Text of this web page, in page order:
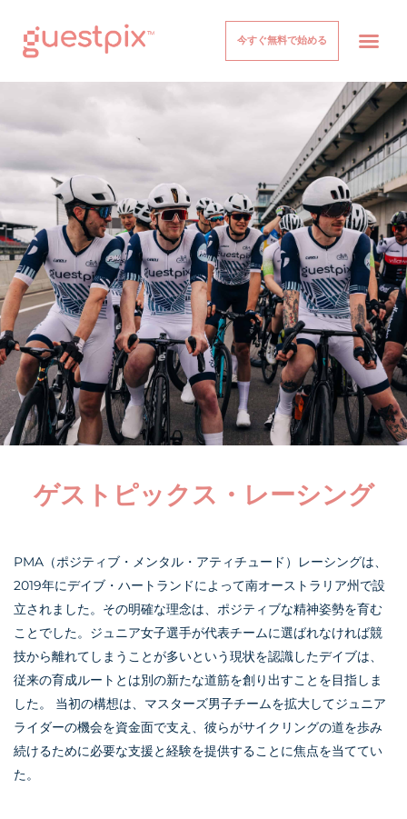
今すぐ無料で始める
ゲストピックス・レーシング
PMA（ポジティブ・メンタル・アティチュード）レーシングは、
2019年にデイブ・ハートランドによって南オーストラリア州で設
立されました。その明確な理念は、ポジティブな精神姿勢を育む
ことでした。ジュニア女子選手が代表チームに選ばれなければ競
技から離れてしまうことが多いという現状を認識したデイブは、
従来の育成ルートとは別の新たな道筋を創り出すことを目指しま
した。 当初の構想は、マスターズ男子チームを拡大してジュニア
ライダーの機会を資金面で支え、彼らがサイクリングの道を歩み
続けるために必要な支援と経験を提供することに焦点を当ててい
た。